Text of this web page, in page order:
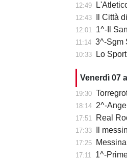
12:49
12:43 Il Città
12:01 1^-Il
11:14 3^-Sgm
10:33 Lo
Venerdì 07
19:30
18:14 2^-
17:51 Real
17:33 Il
17:25
17:11 1^-